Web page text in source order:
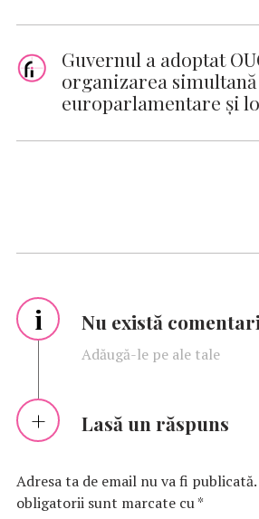
Guvernul a adoptat
organizarea
europarlamentare şi
i Nu există
Adăugă-le pe ale tale
Lasă un răspuns
Adresa ta de email nu va fi publicată.
obligatorii sunt marcate cu*